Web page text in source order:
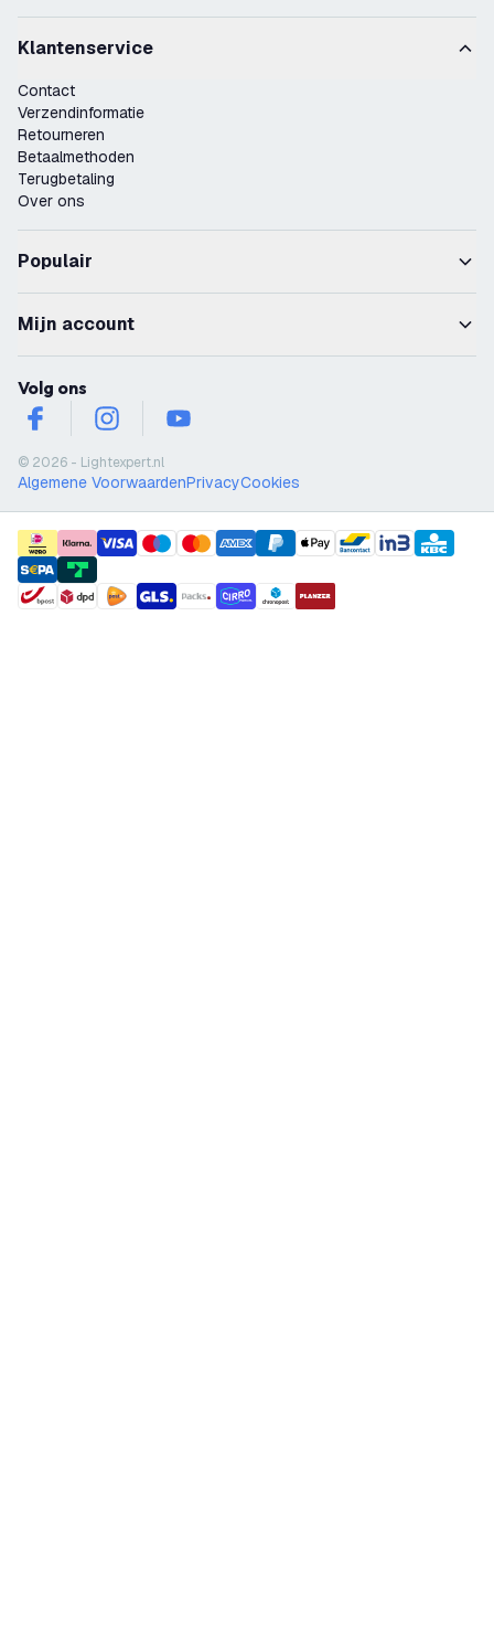
Klantenservice
Contact
Verzendinformatie
Retourneren
Betaalmethoden
Terugbetaling
Over ons
Populair
Mijn account
Volg ons
facebookinstagramyoutube
© 2026 - Lightexpert.nl
Algemene VoorwaardenPrivacyCookies
payment methods
shipment methods